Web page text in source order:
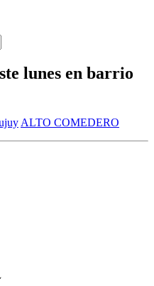
lunes en barrio
ALTO COMEDERO